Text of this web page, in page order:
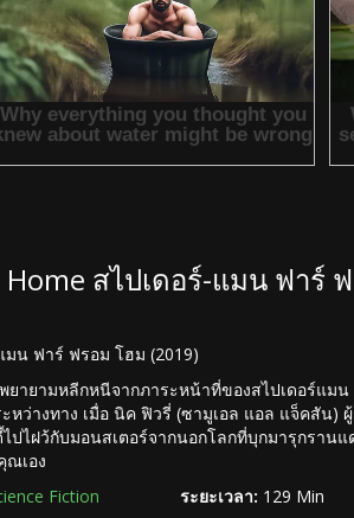
สไปเดอร์-แมน ฟาร์
มน ฟาร์ ฟรอม โฮม (2019)
ยายามหลีกหนีจากภาระหน้าที่ของสไปเดอร์แม
หว่างทาง เมื่อ นิค ฟิวรี่ (ซามูเอล แอล แจ็คสัน
ไปไฝว้กับมอนสเตอร์จากนอกโลกที่บุกมารุกรา
เอง
Fiction
ระยะเวลา: 129 Min